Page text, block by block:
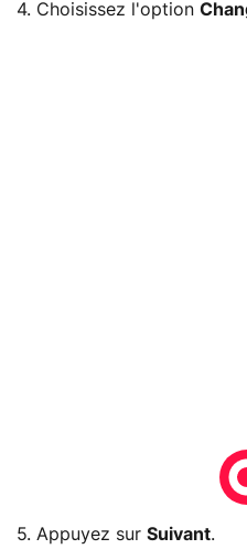
4. Choisissez l'option
5. Appuyez sur Suivant.